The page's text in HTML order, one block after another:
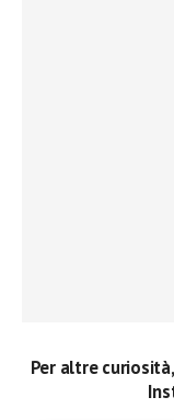
Per altre